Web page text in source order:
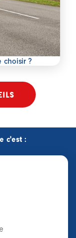
choisir ?
c'est :